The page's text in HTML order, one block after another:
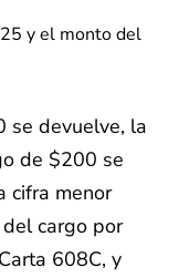
y el monto del
se devuelve, la
de $200 se
cifra menor
cargo por
608C, y